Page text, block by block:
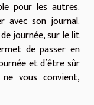
pour les autres.
avec son journal.
journée, sur le lit
de passer en
et d’être sûr
vous convient,